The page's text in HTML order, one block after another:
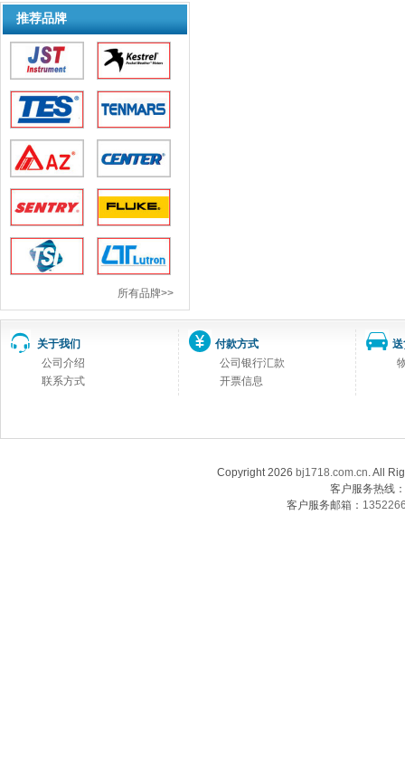
推荐品牌
所有品牌>>
关于我们
公司介绍
联系方式
付款方式
公司银行汇款
开票信息
Copyright 2026 bj1718.com.cn. All
客户服务热线
客户服务邮箱：